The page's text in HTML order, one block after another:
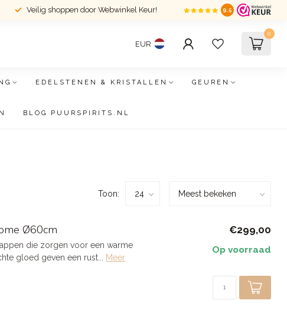
Veilig shoppen door Webwinkel Keur! 9.5
EUR
0
EDELSTENEN & KRISTALLEN GEUREN
BLOG PUURSPIRITS.NL
Toon:
Ø60cm
die zorgen voor een warme
gloed geven een rust...
Meer
€299,00
Op voorraad